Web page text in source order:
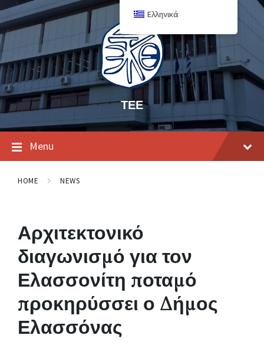
ΤΕΕ
Menu
HOME NEWS
Αρχιτεκτονικό
διαγωνισμό για τον
Ελασσονίτη ποταμό
προκηρύσσει ο Δήμος
Ελασσόνας
Ελληνικά